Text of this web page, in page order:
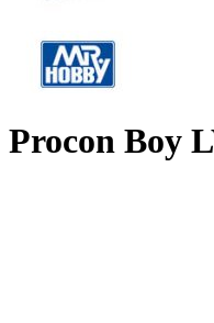
Procon Boy